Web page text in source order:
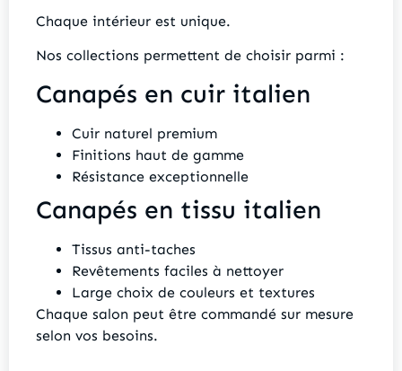
Chaque intérieur est unique.
Nos collections permettent de choisir parmi :
Canapés en cuir italien
Cuir naturel premium
Finitions haut de gamme
Résistance exceptionnelle
Canapés en tissu italien
Tissus anti-taches
Revêtements faciles à nettoyer
Large choix de couleurs et textures
Chaque salon peut être commandé sur mesure
selon vos besoins.